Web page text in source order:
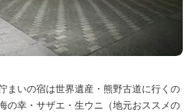
まいの宿は世界遺産・熊野古道に行くの
の幸・サザエ・生ウニ（地元おススメの